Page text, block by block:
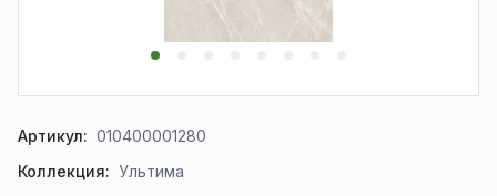
Артикул: 010400001280
Коллекция: Ультима